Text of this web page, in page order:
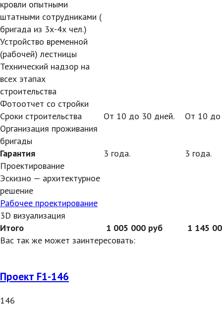
кровли опытными
штатными сотрудниками (
бригада из 3х-4х чел.)
Устройство временной
(рабочей) лестницы
Технический надзор на
всех этапах
строительства
Фотоотчет со стройки
Сроки строительства
От 10 до 30 дней.
От 10 до
Организация проживания
бригады
Гарантия
3 года.
3 года.
Проектирование
Эскизно — архитектурное
решение
Рабочее проектирование
3D визуализация
Итого
1 005 000 руб
1 145
Вас так же может заинтересовать:
Проект F1-146
146